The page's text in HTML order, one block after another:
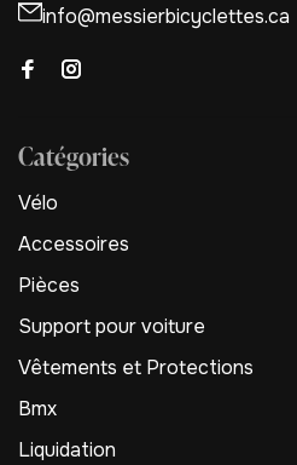
info@messierbicyclettes.ca
Catégories
Vélo
Accessoires
Pièces
Support pour voiture
Vêtements et Protections
Bmx
Liquidation